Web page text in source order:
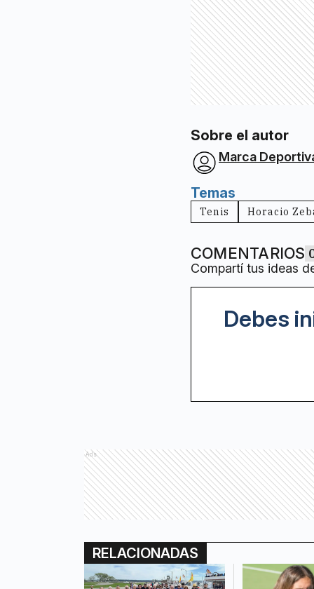
Sobre el autor
Marca
Temas
Tenis Horacio
COMENTARIOS
Compartí tus ideas
Debes
Ads
RELACIONADAS